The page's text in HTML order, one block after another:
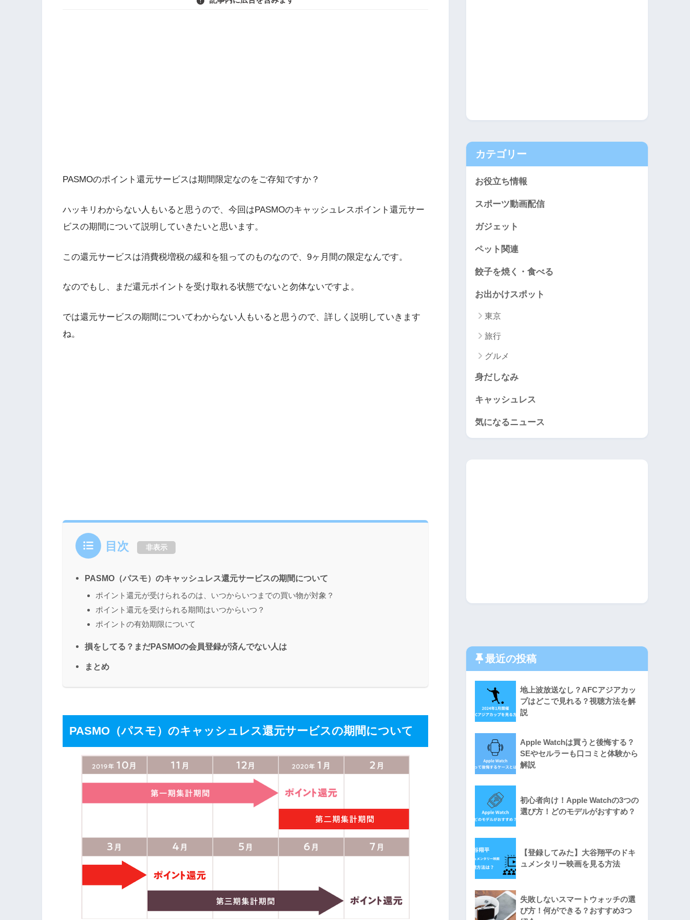
PASMOのポイント還元サービスは期間限定なのをご存知ですか？
ハッキリわからない人もいると思うので、今回はPASMOのキャッシュレスポイント還元サー
ビスの期間について説明していきたいと思います。
この還元サービスは消費税増税の緩和を狙ってのものなので、9ヶ月間の限定なんです。
なのでもし、まだ還元ポイントを受け取れる状態でないと勿体ないですよ。
では還元サービスの期間についてわからない人もいると思うので、詳しく説明していきます
ね。
目次 非表示
PASMO（パスモ）のキャッシュレス還元サービスの期間について
ポイント還元が受けられるのは、いつからいつまでの買い物が対象？
ポイント還元を受けられる期間はいつからいつ？
ポイントの有効期限について
損をしてる？まだPASMOの会員登録が済んでない人は
まとめ
PASMO（パスモ）のキャッシュレス還元サービスの期間について
カテゴリー
お役立ち情報
スポーツ動画配信
ガジェット
ペット関連
餃子を焼く・食べる
お出かけスポット
東京
旅行
グルメ
身だしなみ
キャッシュレス
気になるニュース
最近の投稿
地上波放送なし？AFCアジアカッ
プはどこで見れる？視聴方法を解
説
Apple Watchは買うと後悔する？
SEやセルラーも口コミと体験から
解説
初心者向け！Apple Watchの3つの
選び方！どのモデルがおすすめ？
【登録してみた】大谷翔平のドキ
ュメンタリー映画を見る方法
失敗しないスマートウォッチの選
び方！何ができる？おすすめ3つ